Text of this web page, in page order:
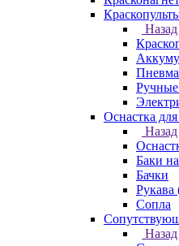
Назад
Ручные
Оснастка для
Назад
Баки
Бачки
Рукава
Сопла
Назад